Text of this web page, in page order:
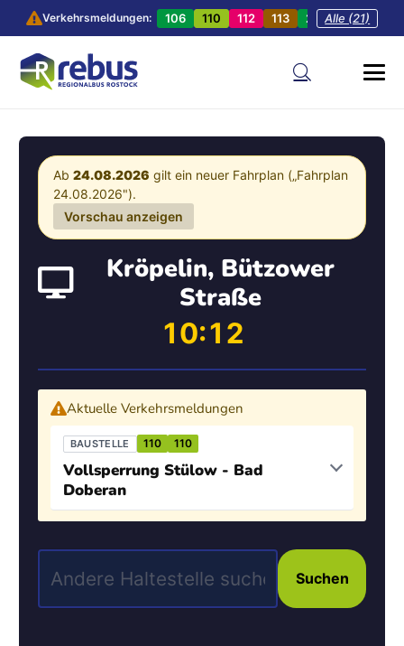
Verkehrsmeldungen: 106 110 112 113 201 202
Alle (21)
Ab 24.08.2026 gilt ein neuer Fahrplan („Fahrplan
24.08.2026").
Vorschau anzeigen
Kröpelin, Bützower
Straße
10:12
Aktuelle Verkehrsmeldungen
BAUSTELLE 110 110
Vollsperrung Stülow - Bad
Doberan
Suchen